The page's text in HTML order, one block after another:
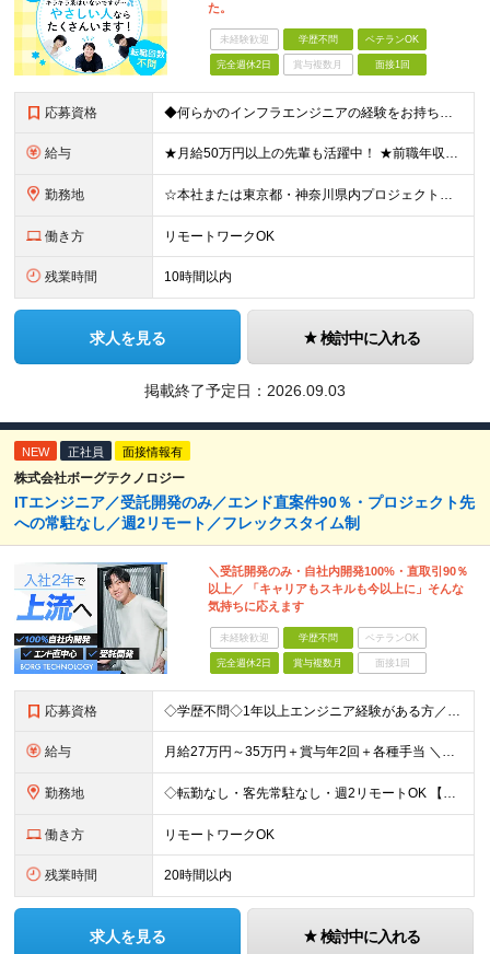
た。
未経験歓迎 学歴不問 ベテランOK
完全週休2日 賞与複数月 面接1回
応募資格 ◆何らかのインフラエンジニアの経験をお持ちの方 ┗設計・構築経験だけではなく、運用・保守経験があるという方も、お気軽にご応募ください！ ┗ブランク・転職回数は不問です！ ┗ネガティブな応募理由も歓迎で
給与 ★月給50万円以上の先輩も活躍中！ ★前職年収から80万円以上UP保証 月給35万円～ ※月給には固定残業代を含む(月20時間分/2万6000円～/超過分別途支給） ※残業がなくても上記支給(基本残
勤務地 ☆本社または東京都・神奈川県内プロジェクト先での勤務となります ☆リモートワークOKの案件も多数あります(応相談) ☆転居を伴う転勤はありません ☆九州地方、北陸地方、北海道からの転職者も多数在籍！/
働き方 リモートワークOK
残業時間 10時間以内
求人を見る 検討中に入れる
掲載終了予定日： 2026.09.03
NEW 正社員 面接情報有
株式会社ボーグテクノロジー
ITエンジニア／受託開発のみ／エンド直案件90％・プロジェクト先
への常駐なし／週2リモート／フレックスタイム制
＼受託開発のみ・自社内開発100%・直取引90％
以上／ 「キャリアもスキルも今以上に」そんな
気持ちに応えます
未経験歓迎 学歴不問 ベテランOK
完全週休2日 賞与複数月 面接1回
応募資格 ◇学歴不問◇1年以上エンジニア経験がある方／人柄重視の採用です 必須条件―MUST― ■1年以上エンジニア経験がある方 ■C#、Java、Node.js、VB.NETを使った実務経験がある方 ＼こ
給与 月給27万円～35万円＋賞与年2回＋各種手当 ＼豊かな経験がある方はさらに加給！／ 月給35万円～40万円＋賞与年2回＋各種手当 ※ご経験やスキル、前職給等を考慮して給与額を決定します
勤務地 ◇転勤なし・客先常駐なし・週2リモートOK 【本社】東京都台東区上野7-2-8 岡田タイルビル702 【第1分室】東京都台東区上野7-6-10 MSKビル4階 【第2分室】東京都台東区上野7-8-2
働き方 リモートワークOK
残業時間 20時間以内
求人を見る 検討中に入れる